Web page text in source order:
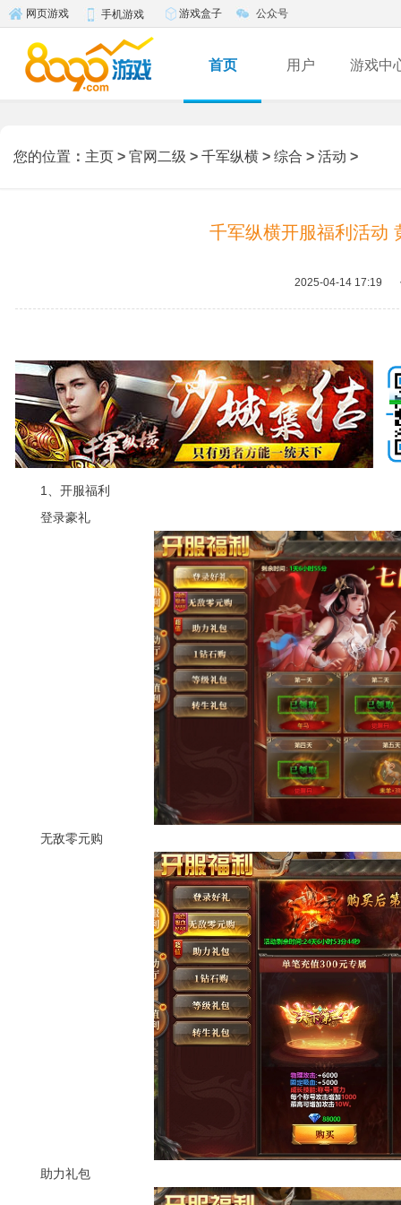
网页游戏 手机游戏 游戏盒子 公众号
首页 用户 游戏中
您的位置 ： 主页 > 官网二级 > 千军纵横 > 综合 > 活动 >
千军纵横开服福利活动
2025-04-14 17:19
1、开服福利
登录豪礼
无敌零元购
助力礼包